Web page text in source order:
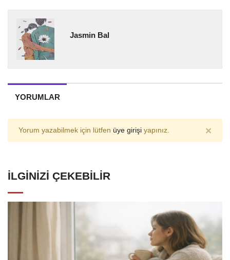
Jasmin Bal
YORUMLAR
Yorum yazabilmek için lütfen üye girişi yapınız. ×
İLGINIZI ÇEKEBILIR